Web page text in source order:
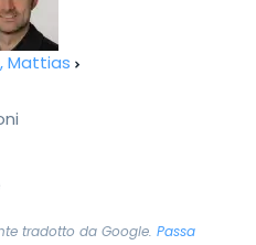
Mattias
tradotto da Google. Passa